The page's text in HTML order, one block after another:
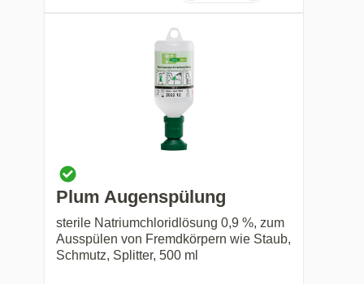
Plum Augenspülung
sterile Natriumchloridlösung 0,9 %, zum
Ausspülen von Fremdkörpern wie Staub,
Schmutz, Splitter, 500 ml